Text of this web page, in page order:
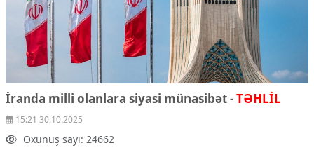
İranda milli olanlara siyasi münasibət -TƏHLİL
15:21 30.10.2025
Oxunuş sayı: 24662